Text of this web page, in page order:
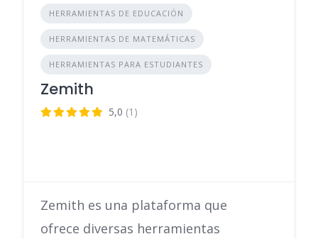
HERRAMIENTAS DE EDUCACIÓN
HERRAMIENTAS DE MATEMÁTICAS
HERRAMIENTAS PARA ESTUDIANTES
Zemith
5,0 (1)
Zemith es una plataforma que
ofrece diversas herramientas